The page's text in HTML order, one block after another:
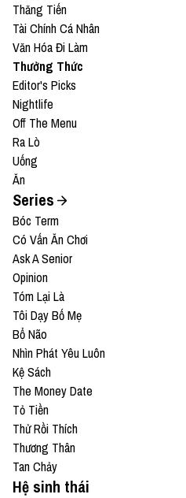
Thăng Tiến
Tài Chính Cá Nhân
Văn Hóa Đi Làm
Thưởng Thức
Editor's Picks
Nightlife
Off The Menu
Ra Lò
Uống
Ăn
Series
Bóc Term
Có Vấn Ăn Chơi
Ask A Senior
Opinion
Tóm Lại Là
Tôi Dạy Bố Mẹ
Bổ Não
Nhìn Phát Yêu Luôn
Kệ Sách
The Money Date
Tỏ Tiền
Thử Rồi Thích
Thương Thân
Tan Chảy
Hệ sinh thái